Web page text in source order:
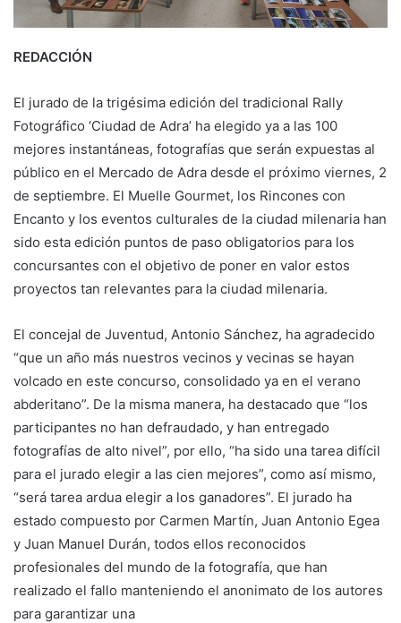
REDACCIÓN
El jurado de la trigésima edición del tradicional Rally
Fotográfico ‘Ciudad de Adra’ ha elegido ya a las 100
mejores instantáneas, fotografías que serán expuestas al
público en el Mercado de Adra desde el próximo viernes, 2
de septiembre. El Muelle Gourmet, los Rincones con
Encanto y los eventos culturales de la ciudad milenaria han
sido esta edición puntos de paso obligatorios para los
concursantes con el objetivo de poner en valor estos
proyectos tan relevantes para la ciudad milenaria.
El concejal de Juventud, Antonio Sánchez, ha agradecido
“que un año más nuestros vecinos y vecinas se hayan
volcado en este concurso, consolidado ya en el verano
abderitano”. De la misma manera, ha destacado que “los
participantes no han defraudado, y han entregado
fotografías de alto nivel”, por ello, “ha sido una tarea difícil
para el jurado elegir a las cien mejores”, como así mismo,
“será tarea ardua elegir a los ganadores”. El jurado ha
estado compuesto por Carmen Martín, Juan Antonio Egea
y Juan Manuel Durán, todos ellos reconocidos
profesionales del mundo de la fotografía, que han
realizado el fallo manteniendo el anonimato de los autores
para garantizar una